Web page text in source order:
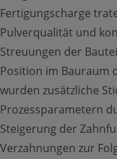
Fertigungscharge
Pulverqualität und
Streuungen der
Position im Bauraum
wurden zusätzliche
Prozessparametern
Steigerung der
Verzahnungen zur
THEMIS
Mitglied werden
Newsletter